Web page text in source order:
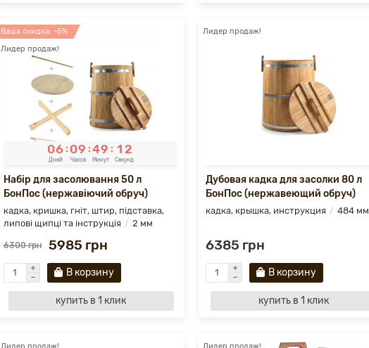
Ваша скидка: -5%
Лидер продаж!
06
Дней
: 09
Часов
:49
Минут
: 1 0
Секунд
Набір для засолювання 50 л
БонПос (нержавіючий обруч)
кадка, кришка, гніт, штир, підставка,
липові щипці та інструкція
2 мм
6300 грн 5985 грн
В корзину
купить в 1 клик
Лидер продаж!
Дубовая кадка для засолки 80 л
БонПос (нержавеющий обруч)
кадка, крышка, инструкция 484 мм
6385 грн
В корзину
купить в 1 клик